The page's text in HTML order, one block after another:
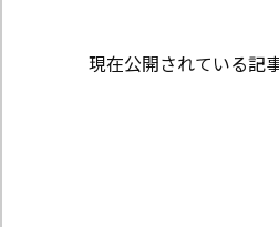
現在公開されている記